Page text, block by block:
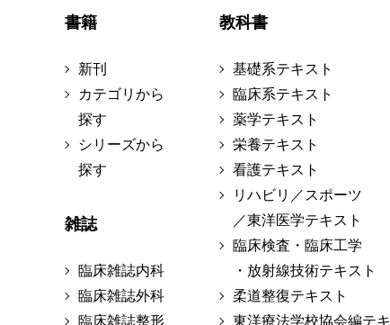
書籍
新刊
カテゴリから
探す
シリーズから
探す
雑誌
臨床雑誌内科
臨床雑誌外科
臨床雑誌整形
教科書
基礎系テキスト
臨床系テキスト
薬学テキスト
栄養テキスト
看護テキスト
リハビリ／スポーツ
／東洋医学テキスト
臨床検査・臨床工学
・放射線技術テキスト
柔道整復テキスト
東洋療法学校協会編テキ